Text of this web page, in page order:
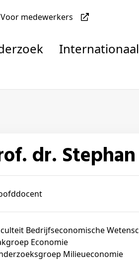
Voor medewerkers
Internationaal
dr.
Bedrijfseconomische
Economie
Milieueconomie